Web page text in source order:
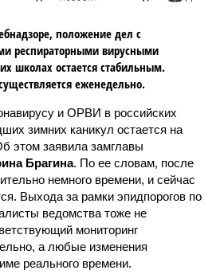
положение дел с
респираторными вирусными
школах остается стабильным.
еженедельно.
и ОРВИ в российских
зимних каникул остается на
этом заявила замглавы
Брагина. По ее словам, после
немного времени, и сейчас
Выхода за рамки эпидпорогов по
ведомства тоже не
мониторинг
а любые изменения
реального времени.